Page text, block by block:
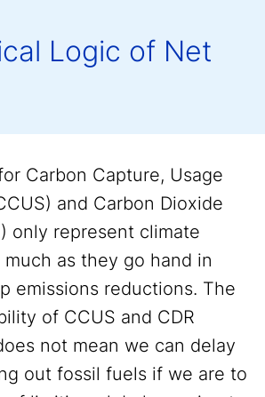
Logic of Net
Carbon Capture, Usage
and Carbon Dioxide
only represent climate
as they go hand in
emissions reductions. The
of CCUS and CDR
not mean we can delay
out fossil fuels if we are to